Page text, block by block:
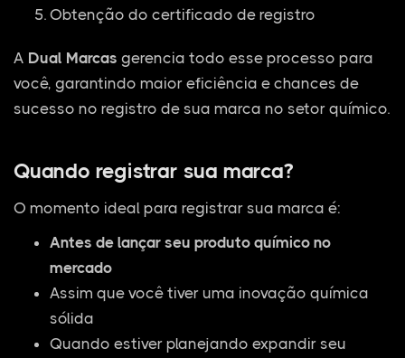
Obtenção do certificado de registro
A Dual Marcas gerencia todo esse processo para
você, garantindo maior eficiência e chances de
sucesso no registro de sua marca no setor químico.
Quando registrar sua marca?
O momento ideal para registrar sua marca é:
Antes de lançar seu produto químico no
mercado
Assim que você tiver uma inovação química
sólida
Quando estiver planejando expandir seu